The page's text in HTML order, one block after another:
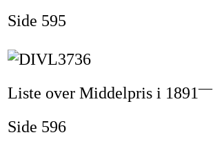
Side 595
Liste over Middelpris i 1891—
Side 596